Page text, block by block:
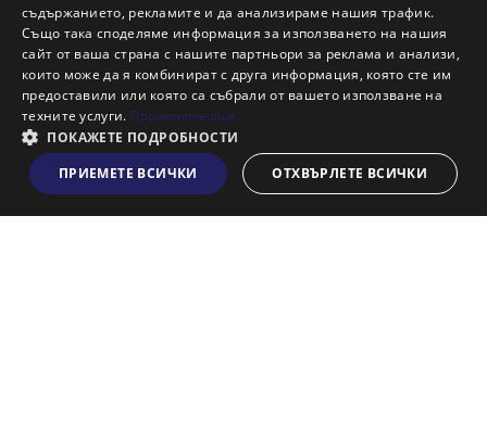
Виж на картата
Защо да отдам имот с Адрес?
Наши офиси
Кариери
Кои сме ние?
Франчайз
Блог
Искаш ли да получаваш актуална информация за пазара
на недвижими имоти?
съдържанието, рекламите и да анализираме нашия трафик.
Също така споделяме информация за използването на нашия
сайт от ваша страна с нашите партньори за реклама и анализи,
които може да я комбинират с друга информация, която сте им
предоставили или която са събрали от вашето използване на
техните услуги. Прочетете още
ПОКАЖЕТЕ ПОДРОБНОСТИ
ПРИЕМЕТЕ ВСИЧКИ
ОТХВЪРЛЕТЕ ВСИЧКИ